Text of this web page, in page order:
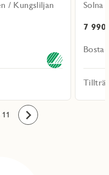
/ Kungsliljan Solna
7
Framåt